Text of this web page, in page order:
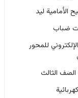
الأمامية ليد
ضباب
للمحور
الثالث